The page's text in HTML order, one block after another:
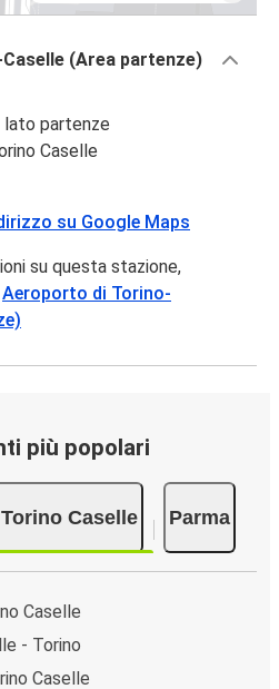
(Area partenze)
partenze
Caselle
su Google Maps
su questa stazione,
Aeroporto di Torino-
più popolari
Caselle Parma
Caselle
- Torino
Caselle